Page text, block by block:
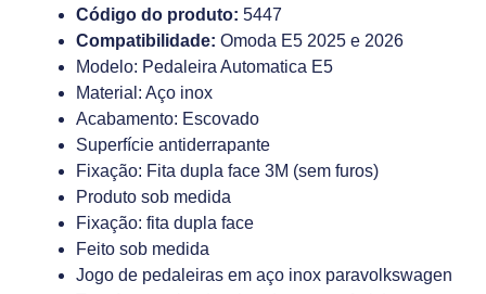
Código do produto: 5447
Compatibilidade: Omoda E5 2025 e 2026
Modelo: Pedaleira Automatica E5
Material: Aço inox
Acabamento: Escovado
Superfície antiderrapante
Fixação: Fita dupla face 3M (sem furos)
Produto sob medida
Fixação: fita dupla face
Feito sob medida
Jogo de pedaleiras em aço inox paravolkswagen